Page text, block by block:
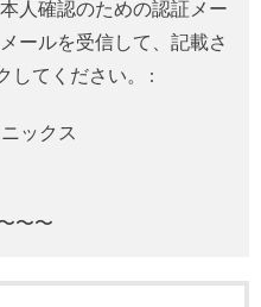
人確認のための認証メー
ールを受信して、記載さ
してください。 :
ックス
〜〜